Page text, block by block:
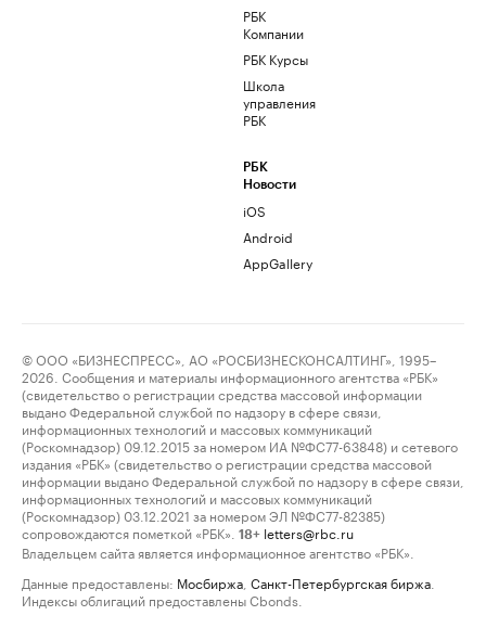
РБК
Компании
РБК Курсы
Школа
управления
РБК
РБК
Новости
iOS
Android
AppGallery
© ООО «БИЗНЕСПРЕСС», АО «РОСБИЗНЕСКОНСАЛТИНГ», 1995–
2026. Сообщения и материалы информационного агентства «РБК»
(свидетельство о регистрации средства массовой информации
выдано Федеральной службой по надзору в сфере связи,
информационных технологий и массовых коммуникаций
(Роскомнадзор) 09.12.2015 за номером ИА №ФС77-63848) и сетевого
издания «РБК» (свидетельство о регистрации средства массовой
информации выдано Федеральной службой по надзору в сфере связи,
информационных технологий и массовых коммуникаций
(Роскомнадзор) 03.12.2021 за номером ЭЛ №ФС77-82385)
сопровождаются пометкой «РБК».
18+ letters@rbc.ru
Владельцем сайта является информационное агентство «РБК».
Данные предоставлены: Мосбиржа Санкт-Петербургская биржа
Индексы облигаций предоставлены Cbonds.